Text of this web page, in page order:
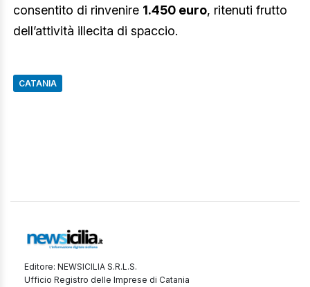
consentito di rinvenire 1.450 euro, ritenuti frutto
dell’attività illecita di spaccio.
CATANIA
Editore: NEWSICILIA S.R.L.S.
Ufficio Registro delle Imprese di Catania